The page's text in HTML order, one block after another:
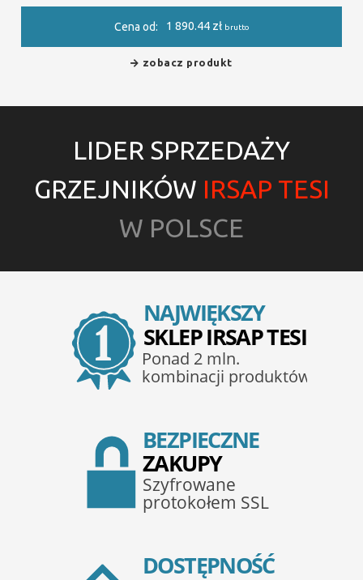
Cena od: 1 890.44 zł brutto
zobacz produkt
LIDER SPRZEDAŻY
GRZEJNIKÓW IRSAP TESI
W POLSCE